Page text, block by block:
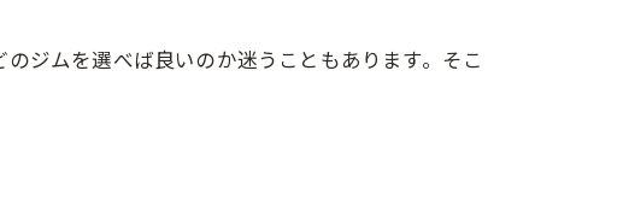
ジムを選べば良いのか迷うこともあります。そこ